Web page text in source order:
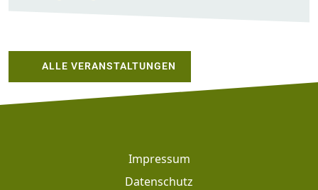
ALLE VERANSTALTUNGEN
Impressum
Datenschutz